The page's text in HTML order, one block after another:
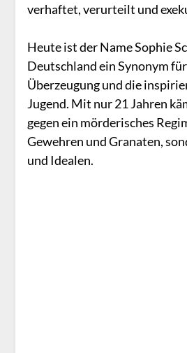
verhaftet, verurteilt und
Heute ist der Name Sophie
Deutschland ein Synonym
Überzeugung und die
Jugend. Mit nur 21 Jahren
gegen ein mörderisches
Gewehren und Granaten,
und Idealen.